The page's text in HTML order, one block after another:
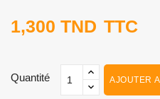
1,300 TND TTC
Quantité AJOUTER